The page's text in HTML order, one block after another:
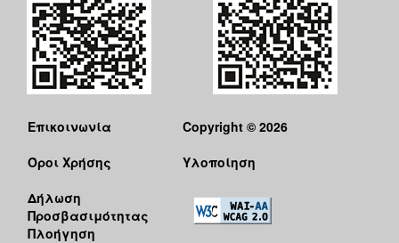
Επικοινωνία
Όροι Χρήσης
Δήλωση
Προσβασιμότητας
Πλοήγηση
Copyright © 2026
Υλοποίηση